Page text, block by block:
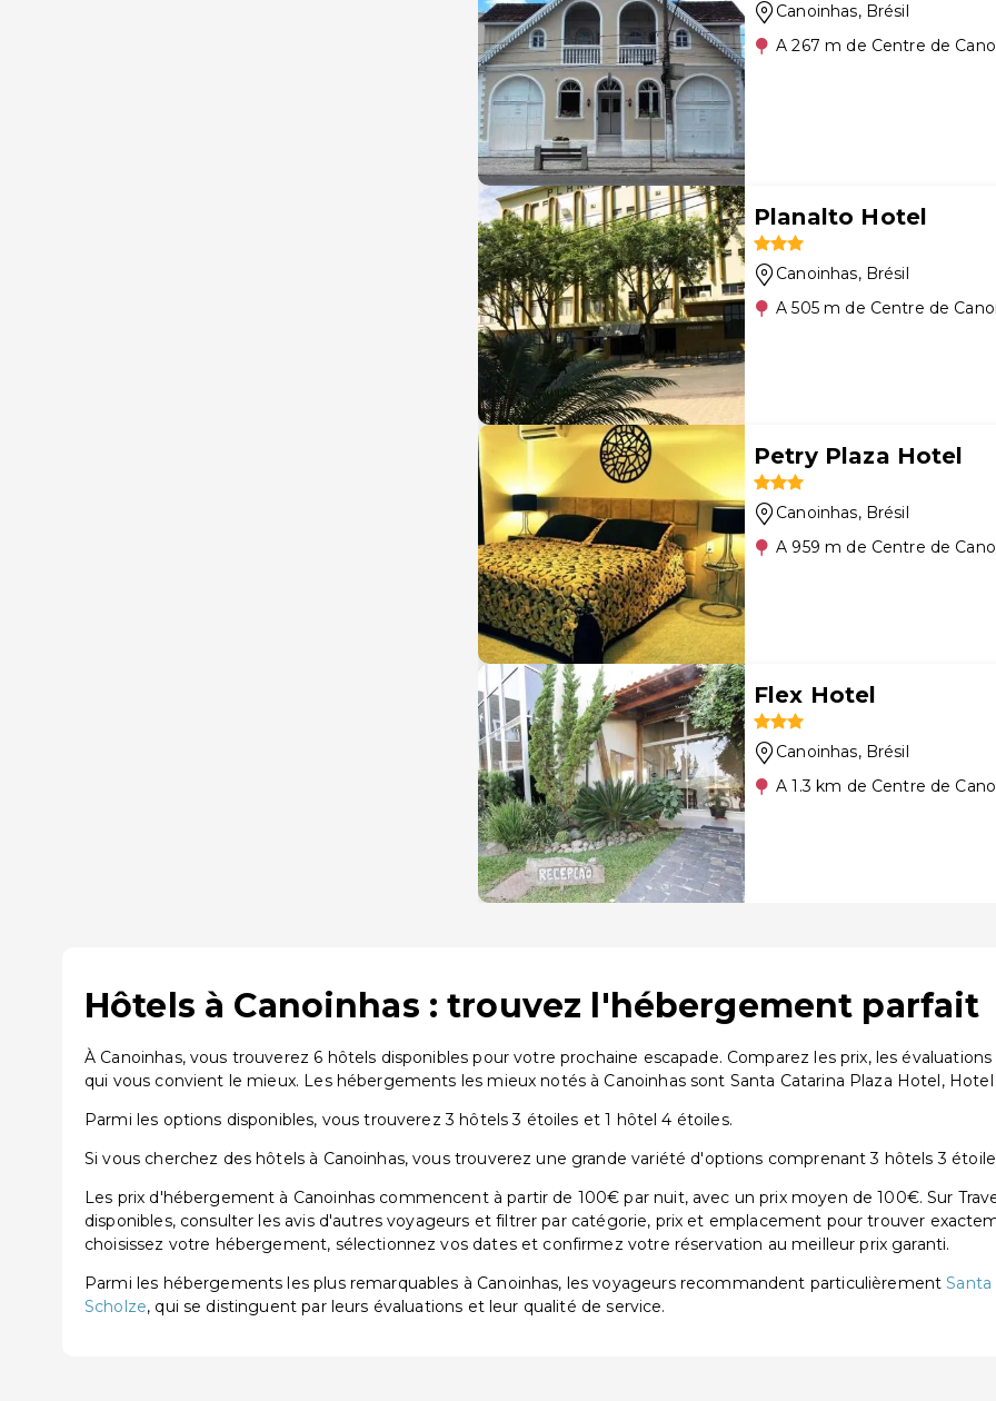
Canoinhas, Brésil
A 267 m de Centre de
Planalto Hotel
Canoinhas, Brésil
A 505 m de Centre de
Petry Plaza Hotel
Canoinhas, Brésil
A 959 m de Centre de
Flex Hotel
Canoinhas, Brésil
A 1.3 km de Centre de
Hôtels à Canoinhas : trouvez l'hébergement parfait
À Canoinhas, vous trouverez 6 hôtels disponibles pour votre prochaine escapade. Comparez les prix, les
qui vous convient le mieux. Les hébergements les mieux notés à Canoinhas sont Santa Catarina Plaza Hotel,
Parmi les options disponibles, vous trouverez 3 hôtels 3 étoiles et 1 hôtel 4 étoiles.
Si vous cherchez des hôtels à Canoinhas, vous trouverez une grande variété d'options comprenant 3 hôtels 3
Les prix d'hébergement à Canoinhas commencent à partir de 100€ par nuit, avec un prix moyen de 100€. Sur
disponibles, consulter les avis d'autres voyageurs et filtrer par catégorie, prix et emplacement pour trouver
choisissez votre hébergement, sélectionnez vos dates et confirmez votre réservation au meilleur prix garanti.
Parmi les hébergements les plus remarquables à Canoinhas, les voyageurs recommandent particulièrementSanta
Scholze, qui se distinguent par leurs évaluations et leur qualité de service.